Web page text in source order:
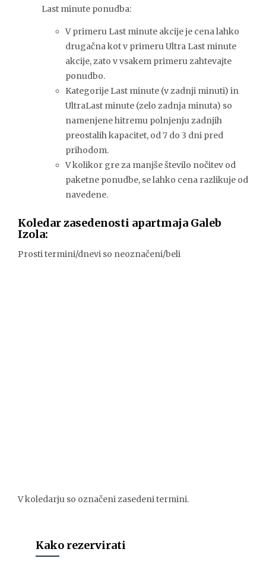
Last minute ponudba:
V primeru Last minute akcije je cena lahko
drugačna kot v primeru Ultra Last minute
akcije, zato v vsakem primeru zahtevajte
ponudbo.
Kategorije Last minute (v zadnji minuti) in
UltraLast minute (zelo zadnja minuta) so
namenjene hitremu polnjenju zadnjih
preostalih kapacitet, od 7 do 3 dni pred
prihodom.
V kolikor gre za manjše število nočitev od
paketne ponudbe, se lahko cena razlikuje od
navedene.
Koledar zasedenosti apartmaja Galeb
Izola:
Prosti termini/dnevi so neoznačeni/beli
V koledarju so označeni zasedeni termini.
Kako rezervirati